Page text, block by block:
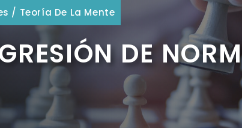
/ Teoría De La Mente
DE